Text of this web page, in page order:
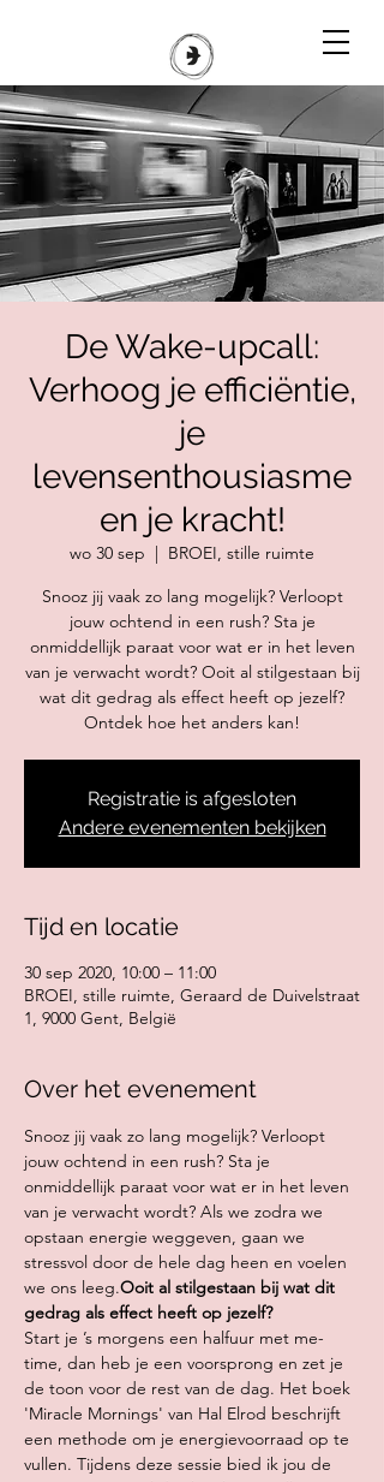
De Wake-upcall:
Verhoog je efficiëntie,
je
levensenthousiasme
en je kracht!
wo 30 sep
  |
BROEI, stille ruimte
Snooz jij vaak zo lang mogelijk? Verloopt
jouw ochtend in een rush? Sta je
onmiddellijk paraat voor wat er in het leven
van je verwacht wordt? Ooit al stilgestaan bij
wat dit gedrag als effect heeft op jezelf?
Ontdek hoe het anders kan!
Registratie is afgesloten
Andere evenementen bekijken
Tijd en locatie
30 sep 2020, 10:00 – 11:00
BROEI, stille ruimte, Geraard de Duivelstraat
1, 9000 Gent, België
Over het evenement
Snooz jij vaak zo lang mogelijk? Verloopt
jouw ochtend in een rush? Sta je
onmiddellijk paraat voor wat er in het leven
van je verwacht wordt? Als we zodra we
opstaan energie weggeven, gaan we
stressvol door de hele dag heen en voelen
we ons leeg.Ooit al stilgestaan bij wat dit
gedrag als effect heeft op jezelf?
Start je ’s morgens een halfuur met me-
time, dan heb je een voorsprong en zet je
de toon voor de rest van de dag. Het boek
'Miracle Mornings' van Hal Elrod beschrijft
een methode om je energievoorraad op te
vullen. Tijdens deze sessie bied ik jou de